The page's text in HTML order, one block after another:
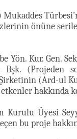
Mukaddes
önüne
Yön. Kur. Gen.
(Projeden
(Ard-ul
hakkında
Kurulu Üyesi
bu proje